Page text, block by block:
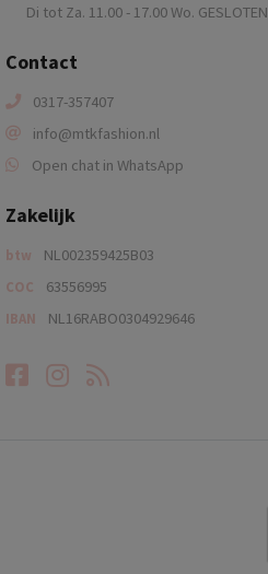
Di tot Za. 11.00 - 17.00 Wo. GESLOTEN
Contact
0317-357407
info@mtkfashion.nl
Open chat in WhatsApp
Zakelijk
btw NL002359425B03
COC 63556995
IBAN NL16RABO0304929646
Facebook
Instagram
RSS-feed